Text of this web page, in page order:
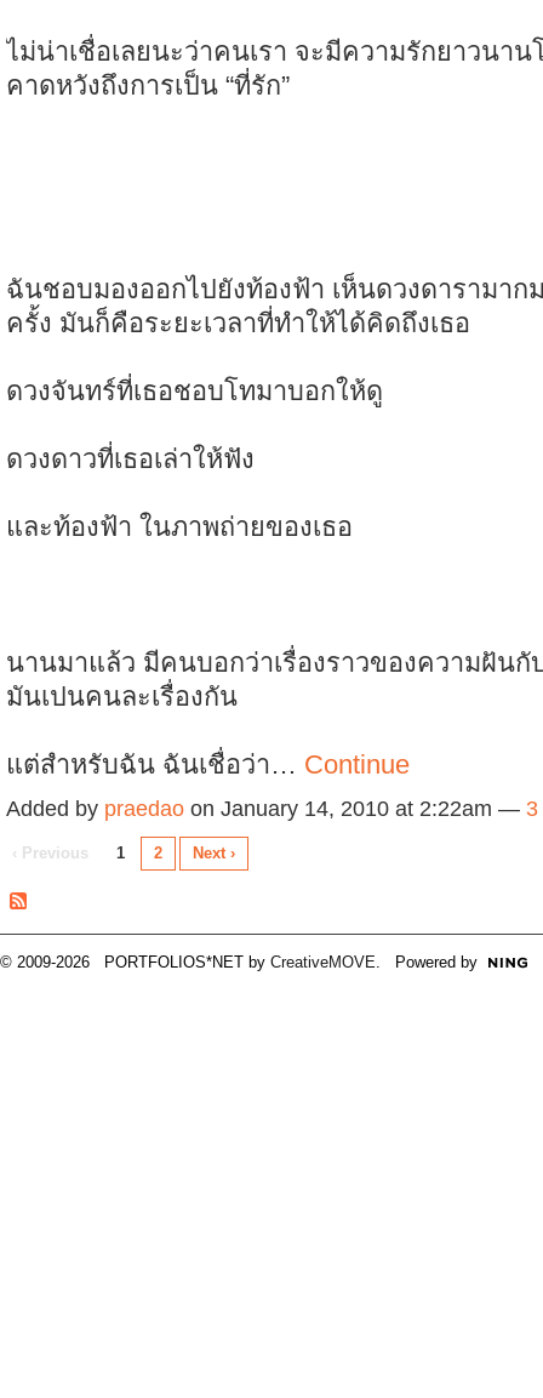
ไม่น่าเชื่อเลยนะว่าคนเรา จะมีความรักยาวนาน
คาดหวังถึงการเป็น “ที่รัก”
ฉันชอบมองออกไปยังท้องฟ้า เห็นดวงดารามาก
ครั้ง มันก็คือระยะเวลาที่ทำให้ได้คิดถึงเธอ
ดวงจันทร์ที่เธอชอบโทมาบอกให้ดู
ดวงดาวที่เธอเล่าให้ฟัง
และท้องฟ้า ในภาพถ่ายของเธอ
นานมาแล้ว มีคนบอกว่าเรื่องราวของความฝันกั
มันเปนคนละเรื่องกัน
แต่สำหรับฉัน ฉันเชื่อว่า… Continue
Added by praedao on January 14, 2010 at 2:22am —
‹ Previous 1 2 Next ›
© 2009-2026 PORTFOLIOS*NET by CreativeMOVE . Powered by